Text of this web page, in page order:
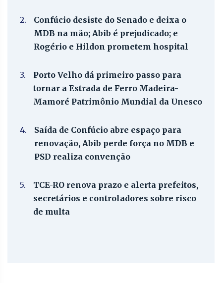
2.
Confúcio desiste do Senado e deixa o
MDB na mão; Abib é prejudicado; e
Rogério e Hildon prometem hospital
3.
Porto Velho dá primeiro passo para
tornar a Estrada de Ferro Madeira-
Mamoré Patrimônio Mundial da Unesco
4.
Saída de Confúcio abre espaço para
renovação, Abib perde força no MDB e
PSD realiza convenção
5.
TCE-RO renova prazo e alerta prefeitos,
secretários e controladores sobre risco
de multa